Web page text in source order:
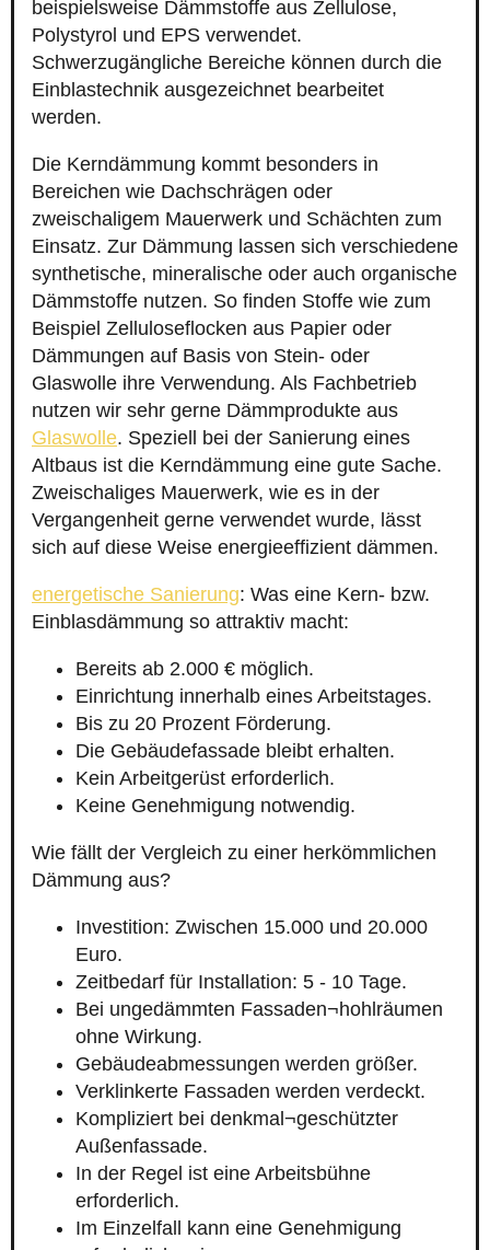
beispielsweise Dämmstoffe aus Zellulose,
Polystyrol und EPS verwendet.
Schwerzugängliche Bereiche können durch die
Einblastechnik ausgezeichnet bearbeitet
werden.
Die Kerndämmung kommt besonders in
Bereichen wie Dachschrägen oder
zweischaligem Mauerwerk und Schächten zum
Einsatz. Zur Dämmung lassen sich verschiedene
synthetische, mineralische oder auch organische
Dämmstoffe nutzen. So finden Stoffe wie zum
Beispiel Zelluloseflocken aus Papier oder
Dämmungen auf Basis von Stein- oder
Glaswolle ihre Verwendung. Als Fachbetrieb
nutzen wir sehr gerne Dämmprodukte aus
Glaswolle. Speziell bei der Sanierung eines
Altbaus ist die Kerndämmung eine gute Sache.
Zweischaliges Mauerwerk, wie es in der
Vergangenheit gerne verwendet wurde, lässt
sich auf diese Weise energieeffizient dämmen.
energetische Sanierung: Was eine Kern- bzw.
Einblasdämmung so attraktiv macht:
Bereits ab 2.000 € möglich.
Einrichtung innerhalb eines Arbeitstages.
Bis zu 20 Prozent Förderung.
Die Gebäudefassade bleibt erhalten.
Kein Arbeitgerüst erforderlich.
Keine Genehmigung notwendig.
Wie fällt der Vergleich zu einer herkömmlichen
Dämmung aus?
Investition: Zwischen 15.000 und 20.000
Euro.
Zeitbedarf für Installation: 5 - 10 Tage.
Bei ungedämmten Fassaden¬hohlräumen
ohne Wirkung.
Gebäudeabmessungen werden größer.
Verklinkerte Fassaden werden verdeckt.
Kompliziert bei denkmal¬geschützter
Außenfassade.
In der Regel ist eine Arbeitsbühne
erforderlich.
Im Einzelfall kann eine Genehmigung